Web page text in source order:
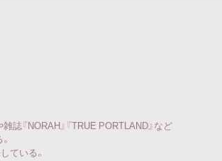
特集から探す 最新進捗報告から探す
『NORAH』『TRUE PORTLAND』など
ている。